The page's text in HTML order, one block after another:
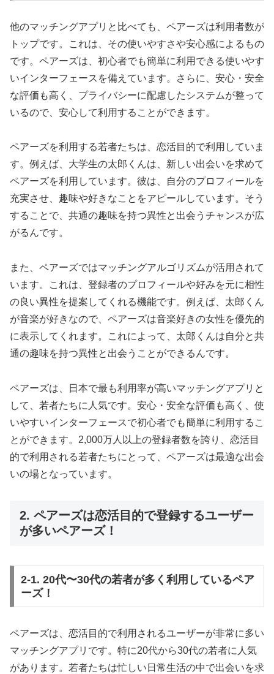
他のマッチングアプリと比べても、ペアーズは利用者数が
トップです。これは、その使いやすさや安心感によるもの
です。ペアーズは、初心者でも簡単に利用できる使いやす
いインターフェースを備えています。さらに、安心・安全
な評価も高く、プライバシーに配慮したシステムが整って
いるので、安心して利用することができます。
ペアーズを利用する若者たちは、恋活目的で利用していま
す。例えば、大学生の太郎くんは、新しい出会いを求めて
ペアーズを利用しています。彼は、自分のプロフィールを
充実させ、趣味や好きなことをアピールしています。そう
することで、共通の趣味を持つ異性と出会うチャンスが広
がるんです。
また、ペアーズではマッチングアルゴリズムが活用されて
います。これは、登録者のプロフィールや好みを元に相性
の良い異性を提案してくれる機能です。例えば、太郎くん
が音楽が好きなので、ペアーズは音楽好きの女性を優先的
に表示してくれます。これによって、太郎くんは自分と共
通の趣味を持つ異性と出会うことができるんです。
ペアーズは、日本で最も利用率が高いマッチングアプリと
して、若者たちに人気です。安心・安全な評価も高く、使
いやすいインターフェースで初心者でも簡単に利用するこ
とができます。2,000万人以上の登録者数を誇り、恋活目
的で利用される若者たちにとって、ペアーズは最適な出会
いの場となっています。
2. ペアーズは恋活目的で登録するユーザー
が多いペアーズ！
2-1. 20代〜30代の若者が多く利用しているペア
ーズ！
ペアーズは、恋活目的で利用されるユーザーが非常に多い
マッチングアプリです。特に20代から30代の若者に人気
があります。若者たちは忙しい日常生活の中で出会いを求